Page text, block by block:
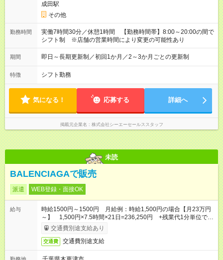
成田駅
その他
勤務時間
実働7時間30分／休憩1時間 【勤務時間帯】8:00～20:00の間で
シフト制 ※店舗の営業時間により変更の可能性あり
期間 即日～長期更新制／初回1か月／2～3か月ごとの更新制
特徴 シフト勤務
気になる！ 応募する 詳細へ
掲載元企業名 株式会社シーエーセールススタッフ
未読
BALENCIAGAで販売
派遣 WEB登録・面接OK
給与
時給1500円～1500円 月給例：時給1,500円の場合【月23万円
～】 1,500円×7.5時間×21日=236,250円 +残業代1分単位で支
給♪ ※時給はご経験により異なります
交通費別途支給あり
交通費 交通費別途支給